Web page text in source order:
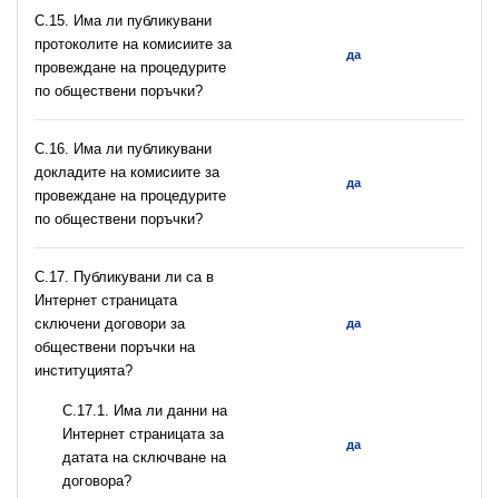
С.15. Има ли публикувани
протоколите на комисиите за
провеждане на процедурите
по обществени поръчки?
да
С.16. Има ли публикувани
докладите на комисиите за
провеждане на процедурите
по обществени поръчки?
да
С.17. Публикувани ли са в
Интернет страницата
сключени договори за
обществени поръчки на
институцията?
да
С.17.1. Има ли данни на
Интернет страницата за
датата на сключване на
договора?
да